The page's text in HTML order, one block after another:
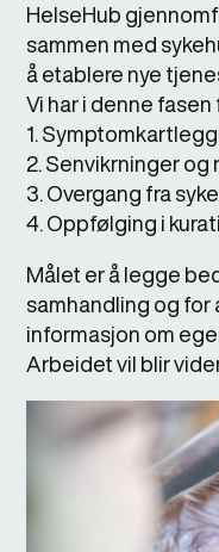
HelseHub
sammen med
å etablere nye
Vi har i denne
1.
2. Senvikrninger og
3. Overgang fra
4. Oppfølging i
Målet er å legge
samhandling og for
informasjon om
Arbeidet vil blir